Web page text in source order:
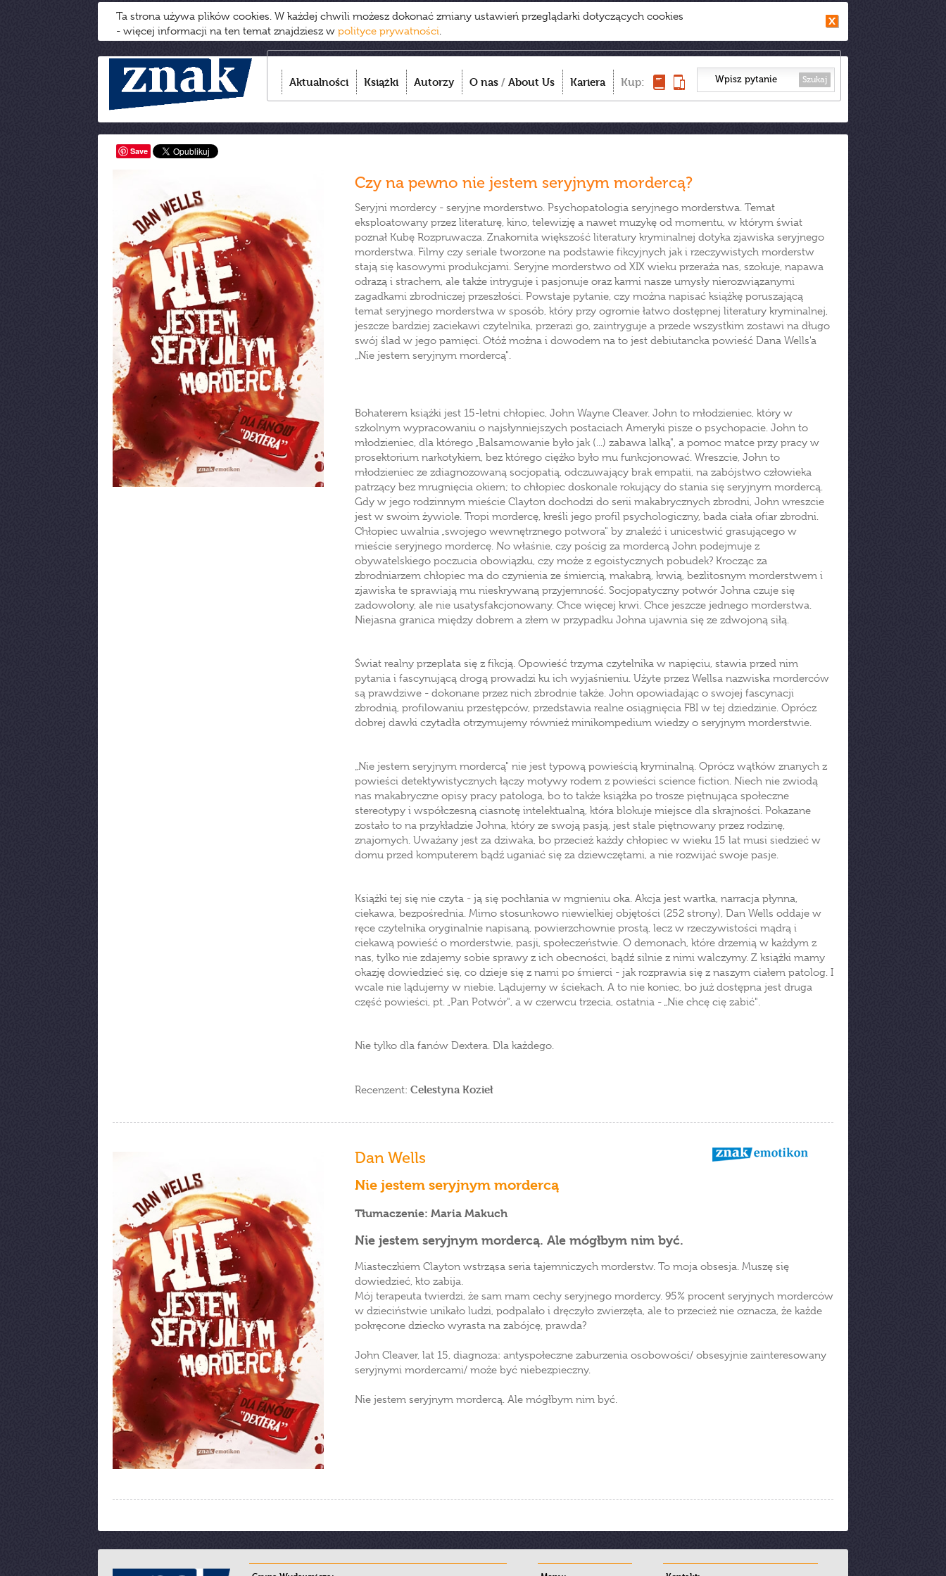
Ta strona używa plików cookies. W każdej chwili możesz dokonać zmiany ustawień przeglądarki dotyczących cookies
- więcej informacji na ten temat znajdziesz w polityce prywatności.
Aktualności Książki Autorzy O nas / About Us Kariera Kup: Szukaj
Save
Czy na pewno nie jestem seryjnym mordercą?
Seryjni mordercy - seryjne morderstwo. Psychopatologia seryjnego morderstwa. Temat
eksploatowany przez literaturę, kino, telewizję a nawet muzykę od momentu, w którym świat
poznał Kubę Rozpruwacza. Znakomita większość literatury kryminalnej dotyka zjawiska seryjnego
morderstwa. Filmy czy seriale tworzone na podstawie fikcyjnych jak i rzeczywistych morderstw
stają się kasowymi produkcjami. Seryjne morderstwo od XIX wieku przeraża nas, szokuje, napawa
odrazą i strachem, ale także intryguje i pasjonuje oraz karmi nasze umysły nierozwiązanymi
zagadkami zbrodniczej przeszłości. Powstaje pytanie, czy można napisać książkę poruszającą
temat seryjnego morderstwa w sposób, który przy ogromie łatwo dostępnej literatury kryminalnej,
jeszcze bardziej zaciekawi czytelnika, przerazi go, zaintryguje a przede wszystkim zostawi na długo
swój ślad w jego pamięci. Otóż można i dowodem na to jest debiutancka powieść Dana Wells'a
„Nie jestem seryjnym mordercą".
Bohaterem książki jest 15-letni chłopiec, John Wayne Cleaver. John to młodzieniec, który w
szkolnym wypracowaniu o najsłynniejszych postaciach Ameryki pisze o psychopacie. John to
młodzieniec, dla którego „Balsamowanie było jak (...) zabawa lalką", a pomoc matce przy pracy w
prosektorium narkotykiem, bez którego ciężko było mu funkcjonować. Wreszcie, John to
młodzieniec ze zdiagnozowaną socjopatią, odczuwający brak empatii, na zabójstwo człowieka
patrzący bez mrugnięcia okiem; to chłopiec doskonale rokujący do stania się seryjnym mordercą.
Gdy w jego rodzinnym mieście Clayton dochodzi do serii makabrycznych zbrodni, John wreszcie
jest w swoim żywiole. Tropi mordercę, kreśli jego profil psychologiczny, bada ciała ofiar zbrodni.
Chłopiec uwalnia „swojego wewnętrznego potwora" by znaleźć i unicestwić grasującego w
mieście seryjnego mordercę. No właśnie, czy pościg za mordercą John podejmuje z
obywatelskiego poczucia obowiązku, czy może z egoistycznych pobudek? Krocząc za
zbrodniarzem chłopiec ma do czynienia ze śmiercią, makabrą, krwią, bezlitosnym morderstwem i
zjawiska te sprawiają mu nieskrywaną przyjemność. Socjopatyczny potwór Johna czuje się
zadowolony, ale nie usatysfakcjonowany. Chce więcej krwi. Chce jeszcze jednego morderstwa.
Niejasna granica między dobrem a złem w przypadku Johna ujawnia się ze zdwojoną siłą.
Świat realny przeplata się z fikcją. Opowieść trzyma czytelnika w napięciu, stawia przed nim
pytania i fascynującą drogą prowadzi ku ich wyjaśnieniu. Użyte przez Wellsa nazwiska morderców
są prawdziwe - dokonane przez nich zbrodnie także. John opowiadając o swojej fascynacji
zbrodnią, profilowaniu przestępców, przedstawia realne osiągnięcia FBI w tej dziedzinie. Oprócz
dobrej dawki czytadła otrzymujemy również minikompedium wiedzy o seryjnym morderstwie.
„Nie jestem seryjnym mordercą" nie jest typową powieścią kryminalną. Oprócz wątków znanych z
powieści detektywistycznych łączy motywy rodem z powieści science fiction. Niech nie zwiodą
nas makabryczne opisy pracy patologa, bo to także książka po trosze piętnująca społeczne
stereotypy i współczesną ciasnotę intelektualną, która blokuje miejsce dla skrajności. Pokazane
zostało to na przykładzie Johna, który ze swoją pasją, jest stale piętnowany przez rodzinę,
znajomych. Uważany jest za dziwaka, bo przecież każdy chłopiec w wieku 15 lat musi siedzieć w
domu przed komputerem bądź uganiać się za dziewczętami, a nie rozwijać swoje pasje.
Książki tej się nie czyta - ją się pochłania w mgnieniu oka. Akcja jest wartka, narracja płynna,
ciekawa, bezpośrednia. Mimo stosunkowo niewielkiej objętości (252 strony), Dan Wells oddaje w
ręce czytelnika oryginalnie napisaną, powierzchownie prostą, lecz w rzeczywistości mądrą i
ciekawą powieść o morderstwie, pasji, społeczeństwie. O demonach, które drzemią w każdym z
nas, tylko nie zdajemy sobie sprawy z ich obecności, bądź silnie z nimi walczymy. Z książki mamy
okazję dowiedzieć się, co dzieje się z nami po śmierci - jak rozprawia się z naszym ciałem patolog. I
wcale nie lądujemy w niebie. Lądujemy w ściekach. A to nie koniec, bo już dostępna jest druga
część powieści, pt. „Pan Potwór", a w czerwcu trzecia, ostatnia - „Nie chcę cię zabić".
Nie tylko dla fanów Dextera. Dla każdego.
Recenzent: Celestyna Kozieł
Dan Wells
Nie jestem seryjnym mordercą
Tłumaczenie: Maria Makuch
Nie jestem seryjnym mordercą. Ale mógłbym nim być.
Miasteczkiem Clayton wstrząsa seria tajemniczych morderstw. To moja obsesja. Muszę się
dowiedzieć, kto zabija.
Mój terapeuta twierdzi, że sam mam cechy seryjnego mordercy. 95% procent seryjnych morderców
w dzieciństwie unikało ludzi, podpalało i dręczyło zwierzęta, ale to przecież nie oznacza, że każde
pokręcone dziecko wyrasta na zabójcę, prawda?
John Cleaver, lat 15, diagnoza: antyspołeczne zaburzenia osobowości/ obsesyjnie zainteresowany
seryjnymi mordercami/ może być niebezpieczny.
Nie jestem seryjnym mordercą. Ale mógłbym nim być.